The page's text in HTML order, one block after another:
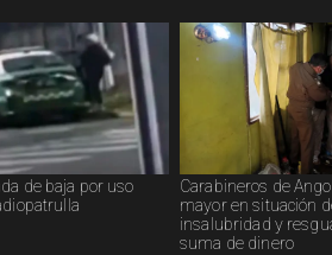
de baja por uso
Carabineros de
mayor en situación
insalubridad y
suma de dinero